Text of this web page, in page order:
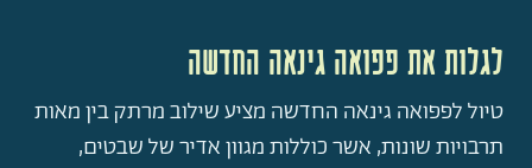
לגלות את פפואה גינאה החדשה
טיול לפפואה גינאה החדשה מציע שילוב מרתק בין מאות
תרבויות שונות, אשר כוללות מגוון אדיר של שבטים,